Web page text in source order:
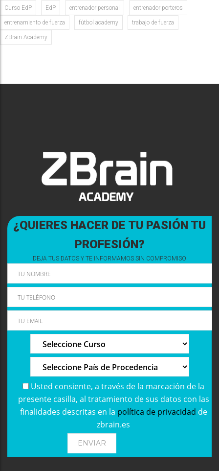
Curso EdP EdP entrenador personal entrenador porteros
entrenamiento de fuerza fútbol academy trabajo de fuerza
ZBrain Academy
¿QUIERES HACER DE TU PASIÓN TU
PROFESIÓN?
DEJA TUS DATOS Y TE INFORMAMOS SIN COMPROMISO
Usted consiente, a través de la marcación de la
presente casilla, al tratamiento de sus datos con las
finalidades descritas en la política de privacidad de
zbrain.es